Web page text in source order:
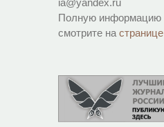
Полную информацию
смотрите на странице